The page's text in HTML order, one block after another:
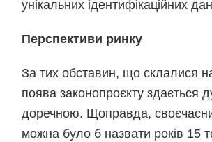
унікальних ідентифікаційних
Перспективи ринку
За тих обставин, що склалися
поява законопроєкту здається
доречною. Щоправда,
можна було б назвати років 15